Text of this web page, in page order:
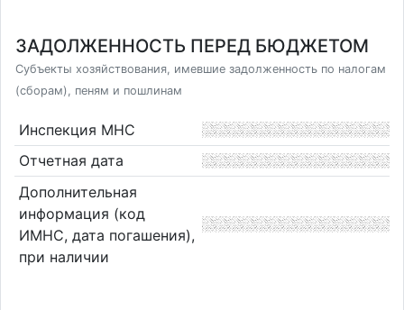
ЗАДОЛЖЕННОСТЬ ПЕРЕД БЮДЖЕТОМ
Субъекты хозяйствования, имевшие задолженность по налогам
(сборам), пеням и пошлинам
Инспекция МНС
Отчетная дата
Дополнительная
информация (код
ИМНС, дата погашения),
при наличии